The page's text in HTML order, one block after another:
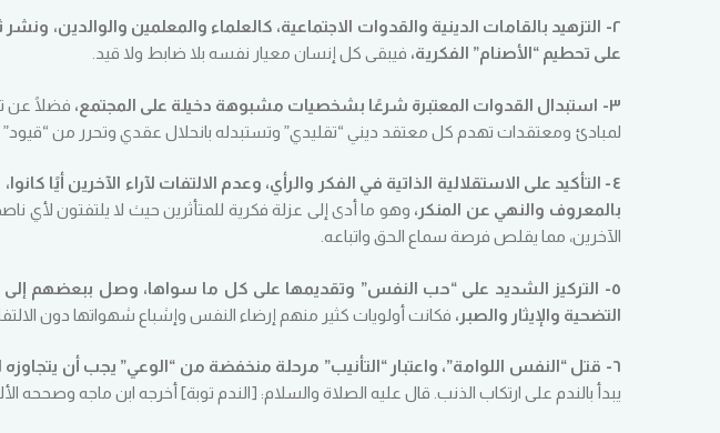
٢- التزهيد بالقامات الدينية والقدوات الاجتماعية، كالعلماء والمعلمين والوالدين،
على تحطيم “الأصنام” الفكرية، فيبقى كل إنسان معيار نفسه بلا ضابط ولا قيد.
٣- استبدال القدوات المعتبرة شرعًا بشخصيات مشبوهة دخيلة على المجتمع،
فضلًا عن
لمبادئ ومعتقدات تهدم كل معتقد ديني “تقليدي” وتستبدله بانحلال عقدي وتحرر من “قيود”
٤- التأكيد على الاستقلالية الذاتية في الفكر والرأي، وعدم الالتفات لآراء الآخرين أيًا
بالمعروف والنهي عن المنكر، وهو ما أدى إلى عزلة فكرية للمتأثرين حيث لا يلتفتون
الآخرين، مما يقلص فرصة سماع الحق واتباعه.
٥- التركيز الشديد على “حب النفس” وتقديمها على كل ما سواها، وصل ببعضهم إلى
التضحية والإيثار والصبر، فكانت أولويات كثير منهم إرضاء النفس وإشباع شهواتها دون
٦- قتل “النفس اللوامة”، واعتبار “التأنيب” مرحلة منخفضة من “الوعي” يجب أن يتجاوزه السالك الروحاني،
يبدأ بالندم على ارتكاب الذنب. قال عليه الصلاة والسلام: [الندم توبة] أخرجه ابن ماجه وصححه